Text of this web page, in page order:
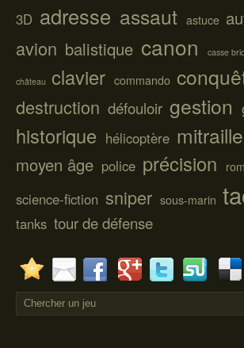
3D adresse assaut astuce
avion balistique canon casse
château clavier commando
destruction défouloir gestion
historique hélicoptère
moyen âge police précision
science-fiction sniper sous-marin
tanks tour de défense